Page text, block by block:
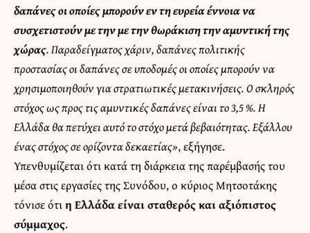
δαπάνες οι οποίες μπορούν εν τη ευρεία έννοια να
συσχετιστούν με την με την θωράκιση την αμυντική της
χώρας. Παραδείγματος χάριν, δαπάνες πολιτικής
προστασίας οι δαπάνες σε υποδομές οι οποίες μπορούν να
χρησιμοποιηθούν για στρατιωτικές μετακινήσεις. Ο σκληρός
στόχος ως προς τις αμυντικές δαπάνες είναι το 3,5 %. Η
Ελλάδα θα πετύχει αυτό το στόχο μετά βεβαιότητας. Εξάλλου
ένας στόχος σε ορίζοντα δεκαετίας», εξήγησε.
Υπενθυμίζεται ότι κατά τη διάρκεια της παρέμβασής του
μέσα στις εργασίες της Συνόδου, ο κύριος Μητσοτάκης
τόνισε ότιη Ελλάδα είναι σταθερός και αξιόπιστος
σύμμαχος.